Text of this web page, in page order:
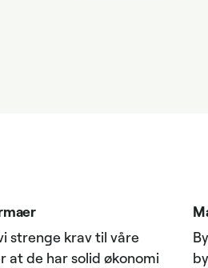
strenge krav til våre
at de har solid økonomi